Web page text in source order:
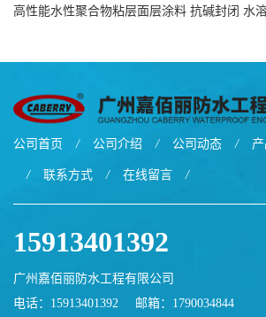
高性能水性聚合物粘层面层涂料 抗碱封闭 水
公司首页 / 公司介绍 / 公司动态 /
/ 联系方式 / 在线留言 /
15913401392
广州嘉佰丽防水工程有限公司
电话：15913401392
邮箱： 1790034844